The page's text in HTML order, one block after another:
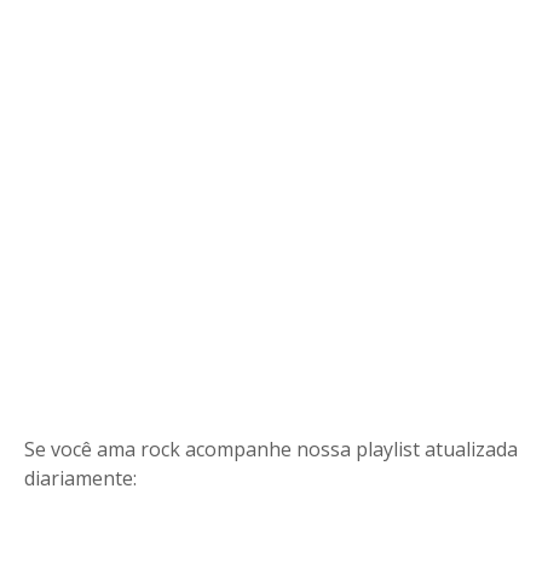
Se você ama rock acompanhe nossa playlist atualizada
diariamente: